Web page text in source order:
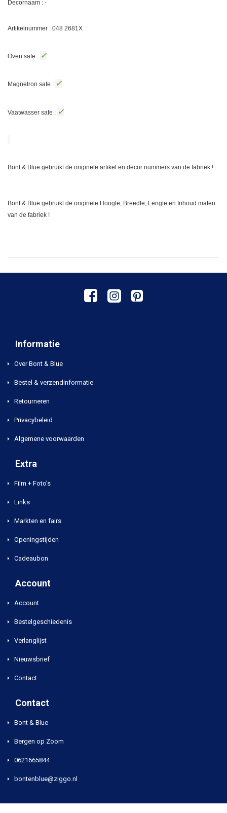
Decornaam : -
Artikelnummer : 048 2681X
Oven safe : ✓
Magnetron safe : ✓
Vaatwasser safe : ✓
Bont & Blue gebruikt de originele artikel en decor nummers van de fabriek !
Bont & Blue gebruikt de originele Hoogte, Breedte, Lengte en Inhoud maten
van de fabriek !
Informatie
Over Bont & Blue
Bestel & verzendinformatie
Retourneren
Privacybeleid
Algemene voorwaarden
Extra
Film + Foto's
Links
Markten en fairs
Openingstijden
Cadeaubon
Account
Account
Bestelgeschiedenis
Verlanglijst
Nieuwsbrief
Contact
Contact
Bont & Blue
Bergen op Zoom
0621665844
bontenblue@ziggo.nl